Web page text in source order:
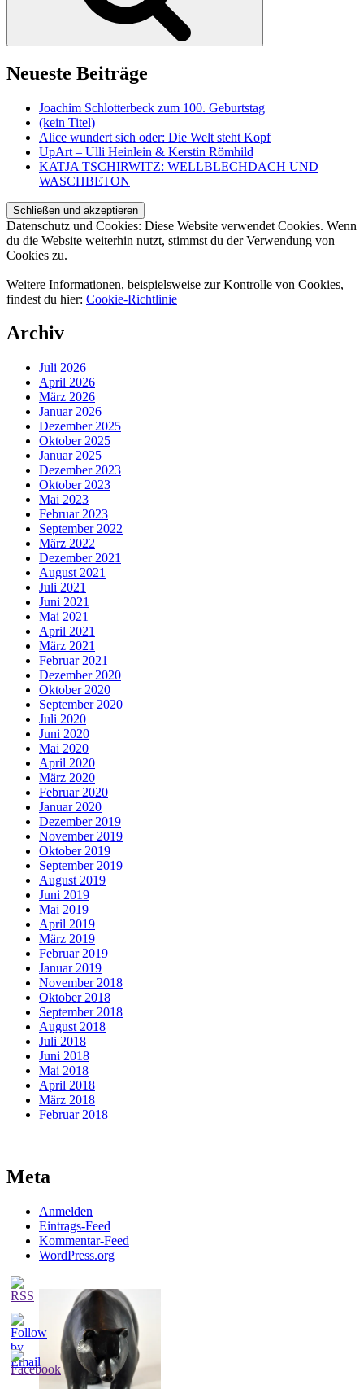
Neueste Beiträge
Joachim Schlotterbeck zum 100. Geburtstag
(kein Titel)
Alice wundert sich oder: Die Welt steht Kopf
UpArt – Ulli Heinlein & Kerstin Römhild
KATJA TSCHIRWITZ: WELLBLECHDACH UND
WASCHBETON
Datenschutz und Cookies: Diese Website verwendet Cookies. Wenn
du die Website weiterhin nutzt, stimmst du der Verwendung von
Cookies zu.
Weitere Informationen, beispielsweise zur Kontrolle von Cookies,
findest du hier: Cookie-Richtlinie
Archiv
Juli 2026
April 2026
März 2026
Januar 2026
Dezember 2025
Oktober 2025
Januar 2025
Dezember 2023
Oktober 2023
Mai 2023
Februar 2023
September 2022
März 2022
Dezember 2021
August 2021
Juli 2021
Juni 2021
Mai 2021
April 2021
März 2021
Februar 2021
Dezember 2020
Oktober 2020
September 2020
Juli 2020
Juni 2020
Mai 2020
April 2020
März 2020
Februar 2020
Januar 2020
Dezember 2019
November 2019
Oktober 2019
September 2019
August 2019
Juni 2019
Mai 2019
April 2019
März 2019
Februar 2019
Januar 2019
November 2018
Oktober 2018
September 2018
August 2018
Juli 2018
Juni 2018
Mai 2018
April 2018
März 2018
Februar 2018
Meta
Anmelden
Eintrags-Feed
Kommentar-Feed
WordPress.org